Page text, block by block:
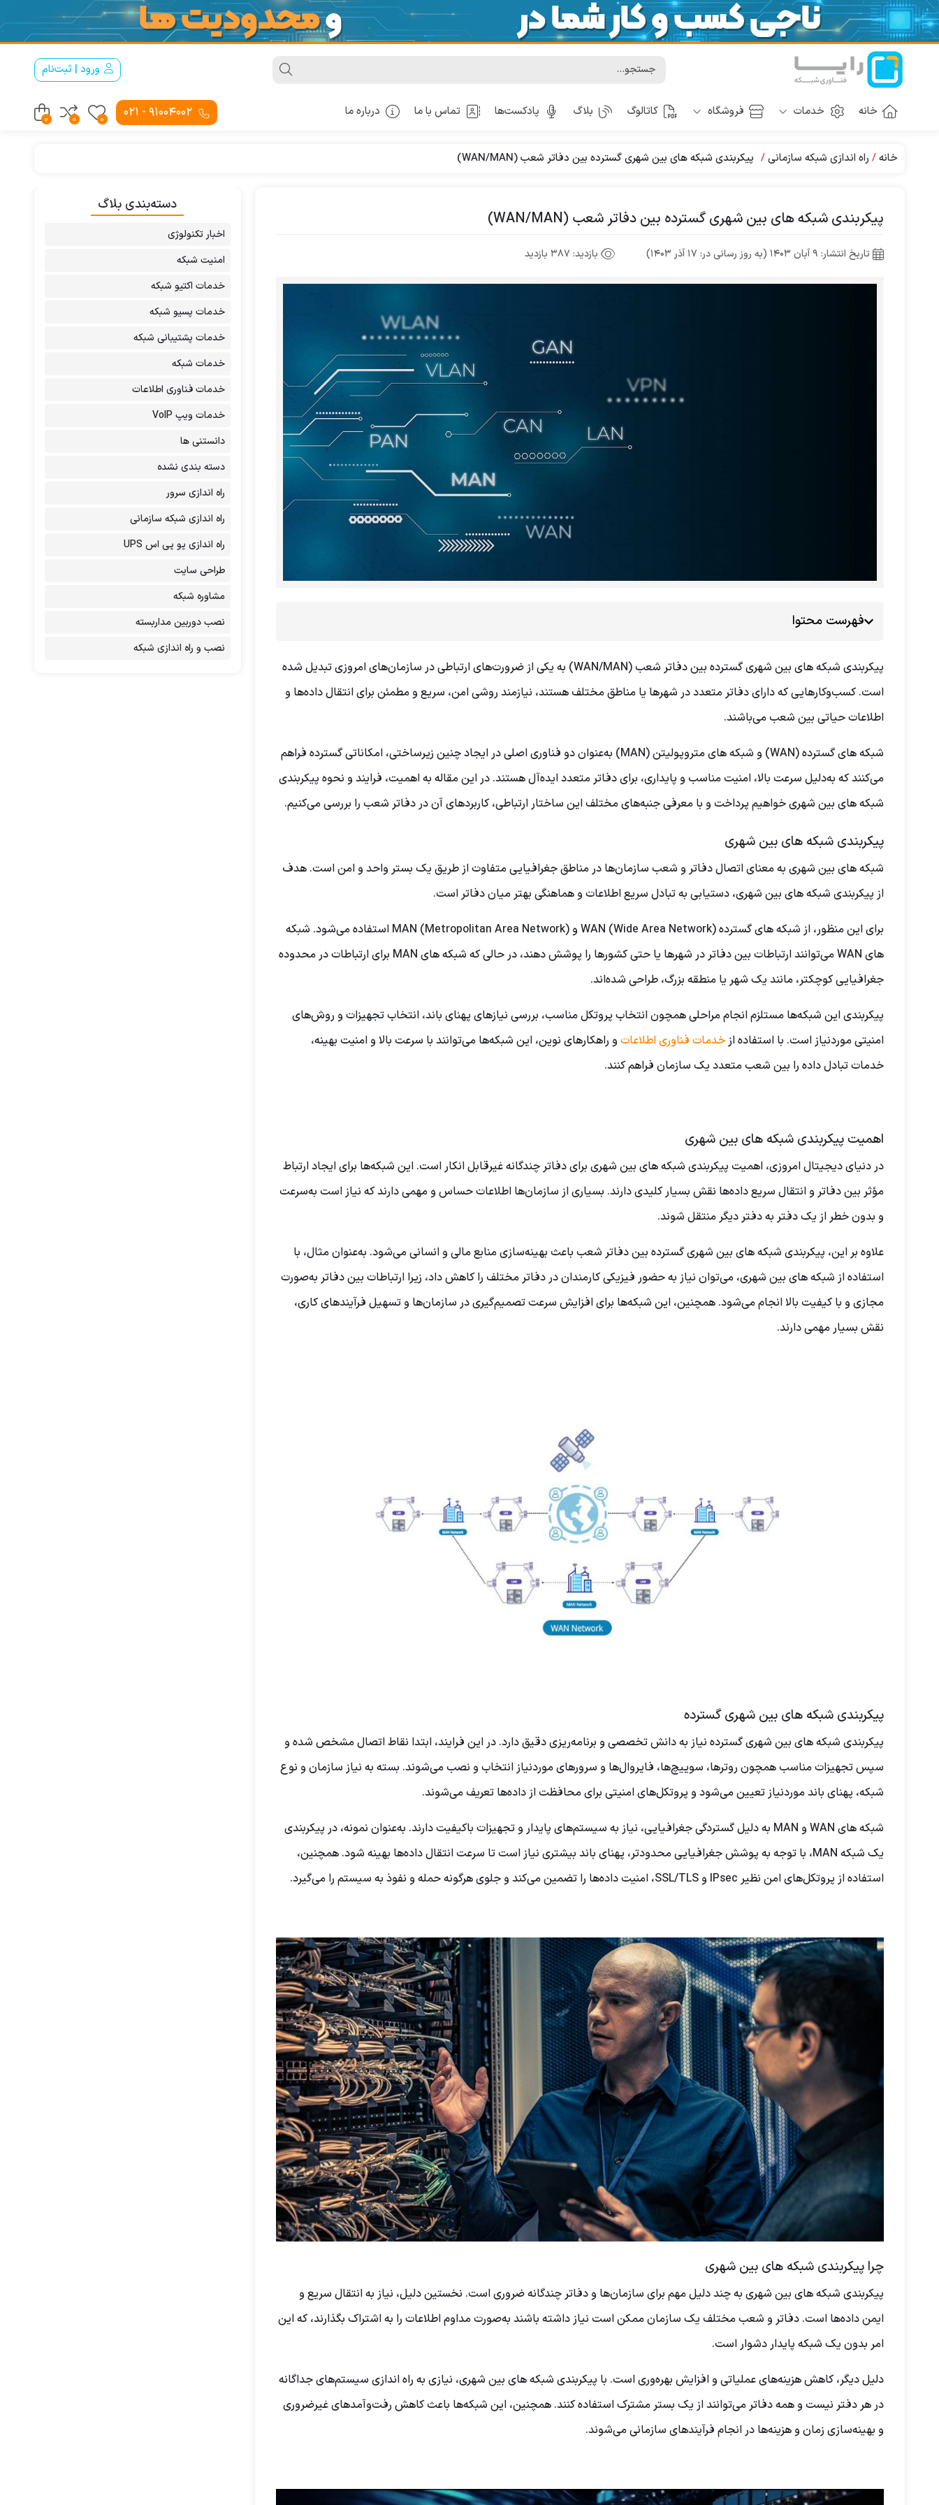
ورود | ثبت‌نام
خانه خدمات فروشگاه کاتالوگ بلاگ پادکست‌ها تماس با ما درباره ما 91004002 - 021
0
0
0
خانه راه اندازی شبکه سازمانی پیکربندی شبکه های بین ‌شهری گسترده بین دفاتر شعب (WAN/MAN)
پیکربندی شبکه های بین ‌شهری گسترده بین دفاتر شعب (WAN/MAN)
تاریخ انتشار: 9 آبان 1403 (به روز رسانی در: 17 آذر 1403) بازدید: 387 بازدید
فهرست محتوا
پیکربندی شبکه های بین ‌شهری گسترده بین دفاتر شعب (WAN/MAN) به یکی از ضرورت‌های ارتباطی در سازمان‌های امروزی تبدیل شده
است. کسب‌وکارهایی که دارای دفاتر متعدد در شهرها یا مناطق مختلف هستند، نیازمند روشی امن، سریع و مطمئن برای انتقال داده‌ها و
اطلاعات حیاتی بین شعب می‌باشند.
شبکه های گسترده (WAN) و شبکه های متروپولیتن (MAN) به‌عنوان دو فناوری اصلی در ایجاد چنین زیرساختی، امکاناتی گسترده فراهم
می‌کنند که به‌دلیل سرعت بالا، امنیت مناسب و پایداری، برای دفاتر متعدد ایده‌آل هستند. در این مقاله به اهمیت، فرایند و نحوه پیکربندی
شبکه های بین ‌شهری خواهیم پرداخت و با معرفی جنبه‌های مختلف این ساختار ارتباطی، کاربردهای آن در دفاتر شعب را بررسی می‌کنیم.
پیکربندی شبکه های بین ‌شهری
شبکه های بین ‌شهری به معنای اتصال دفاتر و شعب سازمان‌ها در مناطق جغرافیایی متفاوت از طریق یک بستر واحد و امن است. هدف
از پیکربندی شبکه های بین ‌شهری، دستیابی به تبادل سریع اطلاعات و هماهنگی بهتر میان دفاتر است.
برای این منظور، از شبکه های گسترده WAN (Wide Area Network) و MAN (Metropolitan Area Network) استفاده می‌شود. شبکه
های WAN می‌توانند ارتباطات بین دفاتر در شهرها یا حتی کشورها را پوشش دهند، در حالی که شبکه های MAN برای ارتباطات در محدوده
جغرافیایی کوچکتر، مانند یک شهر یا منطقه بزرگ، طراحی شده‌اند.
پیکربندی این شبکه‌ها مستلزم انجام مراحلی همچون انتخاب پروتکل مناسب، بررسی نیازهای پهنای باند، انتخاب تجهیزات و روش‌های
امنیتی موردنیاز است. با استفاده ازخدمات فناوری اطلاعاتو راهکارهای نوین، این شبکه‌ها می‌توانند با سرعت بالا و امنیت بهینه،
خدمات تبادل داده را بین شعب متعدد یک سازمان فراهم کنند.
اهمیت پیکربندی شبکه های بین ‌شهری
در دنیای دیجیتال امروزی، اهمیت پیکربندی شبکه های بین ‌شهری برای دفاتر چندگانه غیرقابل انکار است. این شبکه‌ها برای ایجاد ارتباط
مؤثر بین دفاتر و انتقال سریع داده‌ها نقش بسیار کلیدی دارند. بسیاری از سازمان‌ها اطلاعات حساس و مهمی دارند که نیاز است به‌سرعت
و بدون خطر از یک دفتر به دفتر دیگر منتقل شوند.
علاوه بر این، پیکربندی شبکه های بین ‌شهری گسترده بین دفاتر شعب باعث بهینه‌سازی منابع مالی و انسانی می‌شود. به‌عنوان مثال، با
استفاده از شبکه های بین ‌شهری، می‌توان نیاز به حضور فیزیکی کارمندان در دفاتر مختلف را کاهش داد، زیرا ارتباطات بین دفاتر به‌صورت
مجازی و با کیفیت بالا انجام می‌شود. همچنین، این شبکه‌ها برای افزایش سرعت تصمیم‌گیری در سازمان‌ها و تسهیل فرآیندهای کاری،
نقش بسیار مهمی دارند.
پیکربندی شبکه های بین ‌شهری گسترده
پیکربندی شبکه های بین ‌شهری گسترده نیاز به دانش تخصصی و برنامه‌ریزی دقیق دارد. در این فرایند، ابتدا نقاط اتصال مشخص شده و
سپس تجهیزات مناسب همچون روترها، سوییچ‌ها، فایروال‌ها و سرورهای موردنیاز انتخاب و نصب می‌شوند. بسته به نیاز سازمان و نوع
شبکه، پهنای باند موردنیاز تعیین می‌شود و پروتکل‌های امنیتی برای محافظت از داده‌ها تعریف می‌شوند.
شبکه های WAN و MAN به دلیل گستردگی جغرافیایی، نیاز به سیستم‌های پایدار و تجهیزات باکیفیت دارند. به‌عنوان نمونه، در پیکربندی
یک شبکه MAN، با توجه به پوشش جغرافیایی محدودتر، پهنای باند بیشتری نیاز است تا سرعت انتقال داده‌ها بهینه شود. همچنین،
استفاده از پروتکل‌های امن نظیر IPsec و SSL/TLS، امنیت داده‌ها را تضمین می‌کند و جلوی هرگونه حمله و نفوذ به سیستم را می‌گیرد.
چرا پیکربندی شبکه های بین ‌شهری
پیکربندی شبکه های بین ‌شهری به چند دلیل مهم برای سازمان‌ها و دفاتر چندگانه ضروری است. نخستین دلیل، نیاز به انتقال سریع و
ایمن داده‌ها است. دفاتر و شعب مختلف یک سازمان ممکن است نیاز داشته باشند به‌صورت مداوم اطلاعات را به اشتراک بگذارند، که این
امر بدون یک شبکه پایدار دشوار است.
دلیل دیگر، کاهش هزینه‌های عملیاتی و افزایش بهره‌وری است. با پیکربندی شبکه های بین ‌شهری، نیازی به راه اندازی سیستم‌های جداگانه
در هر دفتر نیست و همه دفاتر می‌توانند از یک بستر مشترک استفاده کنند. همچنین، این شبکه‌ها باعث کاهش رفت‌وآمدهای غیرضروری
و بهینه‌سازی زمان و هزینه‌ها در انجام فرآیندهای سازمانی می‌شوند.
دسته‌بندی بلاگ
اخبار تکنولوژی
امنیت شبکه
خدمات اکتیو شبکه
خدمات پسیو شبکه
خدمات پشتیبانی شبکه
خدمات شبکه
خدمات فناوری اطلاعات
خدمات ویپ VoIP
دانستنی ها
دسته بندی نشده
راه اندازی سرور
راه اندازی شبکه سازمانی
راه اندازی یو پی اس UPS
طراحی سایت
مشاوره شبکه
نصب دوربین مداربسته
نصب و راه اندازی شبکه